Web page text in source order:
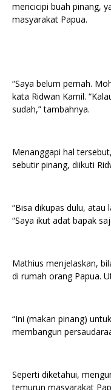
mencicipi buah pinang,
masyarakat Papua.
“Saya belum pernah.
kata Ridwan Kamil.
sudah,” tambahnya.
Menanggapi hal
sebutir pinang, diikuti
“Bisa dikupas dulu, atau
“Saya ikut adat bapak
Mathius menjelaskan,
di rumah orang Papua.
“Ini (makan pinang)
membangun
Seperti diketahui,
temurun masyarakat